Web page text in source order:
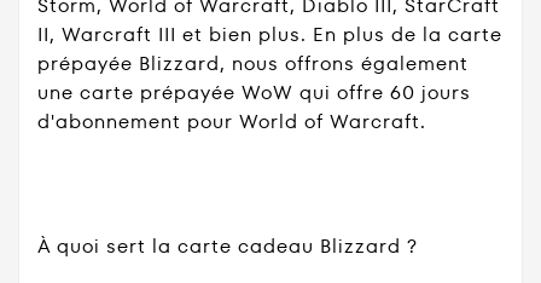
II, Warcraft III et bien plus. En plus de la carte
prépayée Blizzard, nous offrons également
une carte prépayée WoW qui offre 60 jours
d'abonnement pour World of Warcraft.
À quoi sert la carte cadeau Blizzard ?